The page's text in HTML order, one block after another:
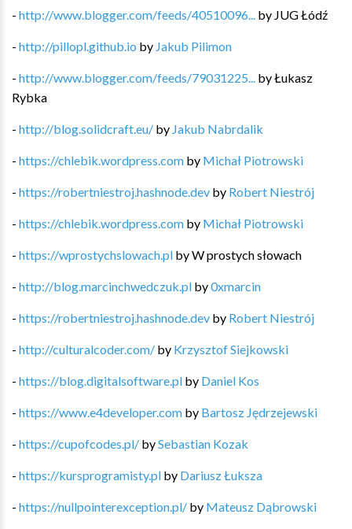
- http://www.blogger.com/feeds/40510096... by JUG Łódź
- http://pillopl.github.io by Jakub Pilimon
- http://www.blogger.com/feeds/79031225... byŁukasz
Rybka
- http://blog.solidcraft.eu/ by Jakub Nabrdalik
- https://chlebik.wordpress.com by Michał Piotrowski
- https://robertniestroj.hashnode.dev by Robert Niestrój
- https://chlebik.wordpress.com by Michał Piotrowski
- https://wprostychslowach.pl byW prostych słowach
- http://blog.marcinchwedczuk.pl by0xmarcin
- https://robertniestroj.hashnode.dev by Robert Niestrój
- http://culturalcoder.com/ by Krzysztof Siejkowski
- https://blog.digitalsoftware.pl by Daniel Kos
- https://www.e4developer.com by Bartosz Jędrzejewski
- https://cupofcodes.pl/ bySebastian Kozak
- https://kursprogramisty.pl by Dariusz Łuksza
- https://nullpointerexception.pl/ by Mateusz Dąbrowski